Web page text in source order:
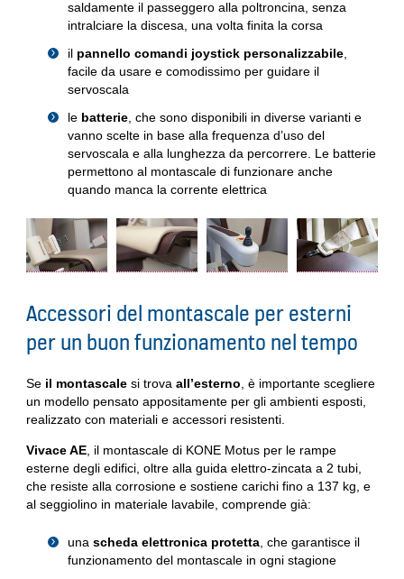
saldamente il passeggero alla poltroncina, senza
intralciare la discesa, una volta finita la corsa
il pannello comandi joystick personalizzabile,
facile da usare e comodissimo per guidare il
servoscala
le batterie, che sono disponibili in diverse varianti e
vanno scelte in base alla frequenza d’uso del
servoscala e alla lunghezza da percorrere. Le batterie
permettono al montascale di funzionare anche
quando manca la corrente elettrica
Accessori del montascale per esterni
per un buon funzionamento nel tempo
Se il montascale si trova all’esterno , è importante scegliere
un modello pensato appositamente per gli ambienti esposti,
realizzato con materiali e accessori resistenti.
Vivace AE, il montascale di KONE Motus per le rampe
esterne degli edifici, oltre alla guida elettro-zincata a 2 tubi,
che resiste alla corrosione e sostiene carichi fino a 137 kg, e
al seggiolino in materiale lavabile, comprende già:
una scheda elettronica protetta, che garantisce il
funzionamento del montascale in ogni stagione